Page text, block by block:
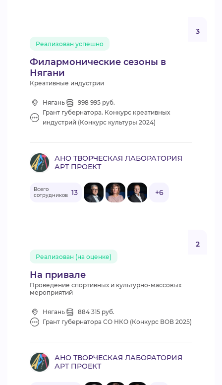
Филармонические сезоны в
Нягани
Реализован успешно
3
Креативные индустрии
Нягань
998 995 руб.
Грант губернатора. Конкурс креативных
индустрий (Конкурс культуры 2024)
АНО ТВОРЧЕСКАЯ ЛАБОРАТОРИЯ
АРТ ПРОЕКТ
Всего
сотрудников 13 +6
На привале
Реализован (на оценке)
2
Проведение спортивных и культурно-массовых
мероприятий
Нягань
884 315 руб.
Грант губернатора СО НКО (Конкурс ВОВ 2025)
АНО ТВОРЧЕСКАЯ ЛАБОРАТОРИЯ
АРТ ПРОЕКТ